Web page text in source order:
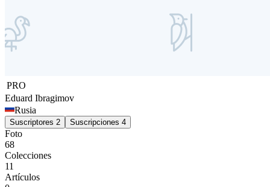
PRO
Eduard Ibragimov
Rusia
Suscriptores 2 Suscripciones 4
Foto
68
Colecciones
11
Artículos